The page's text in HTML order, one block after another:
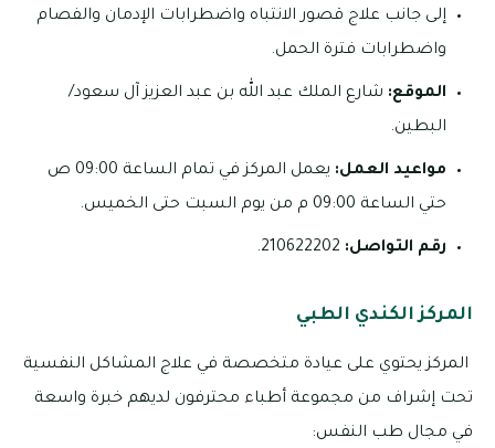
إلى جانب علاج قصور الانتباه واضطرابات الإدمان والفصام
واضطرابات فترة الحمل.
الموقع: شارع الملك عبد الله بن عبد العزيز آل سعود/
البطين.
مواعيد العمل:
يعمل المركز في تمام الساعة 09:00 ص
حتي الساعة 09:00 م من يوم السبت حتى الخميس.
رقم التواصل:
المركز الكندي الطبي
المركز يحتوي على عيادة متخصصة في علاج المشاكل النفسية
تحت إشراف من مجموعة أطباء محترفون لديهم خبرة واسعة
في مجال طب النفس: